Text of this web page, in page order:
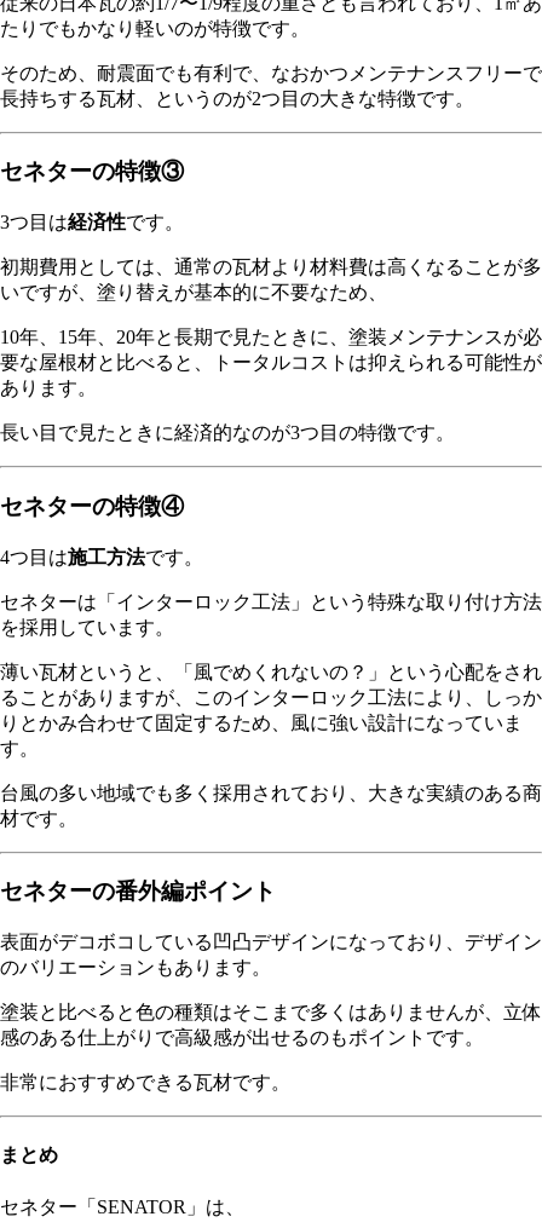
たりでもかなり軽いのが特徴です。
そのため、耐震面でも有利で、なおかつメンテナンスフリーで
長持ちする瓦材、というのが2つ目の大きな特徴です。
セネターの特徴③
3つ目は経済性です。
初期費用としては、通常の瓦材より材料費は高くなることが多
いですが、塗り替えが基本的に不要なため、
10年、15年、20年と長期で見たときに、塗装メンテナンスが必
要な屋根材と比べると、トータルコストは抑えられる可能性が
あります。
長い目で見たときに経済的なのが3つ目の特徴です。
セネターの特徴④
4つ目は施工方法です。
セネターは「インターロック工法」という特殊な取り付け方法
を採用しています。
薄い瓦材というと、「風でめくれないの？」という心配をされ
ることがありますが、このインターロック工法により、しっか
りとかみ合わせて固定するため、風に強い設計になっていま
す。
台風の多い地域でも多く採用されており、大きな実績のある商
材です。
セネターの番外編ポイント
表面がデコボコしている凹凸デザインになっており、デザイン
のバリエーションもあります。
塗装と比べると色の種類はそこまで多くはありませんが、立体
感のある仕上がりで高級感が出せるのもポイントです。
非常におすすめできる瓦材です。
まとめ
セネター「SENATOR」は、